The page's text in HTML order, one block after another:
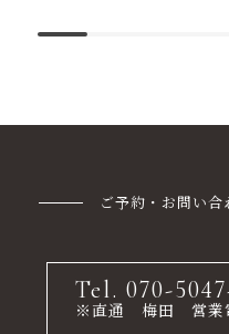
ご予約・お問い合
Tel. 070-
※直通 梅田 営業